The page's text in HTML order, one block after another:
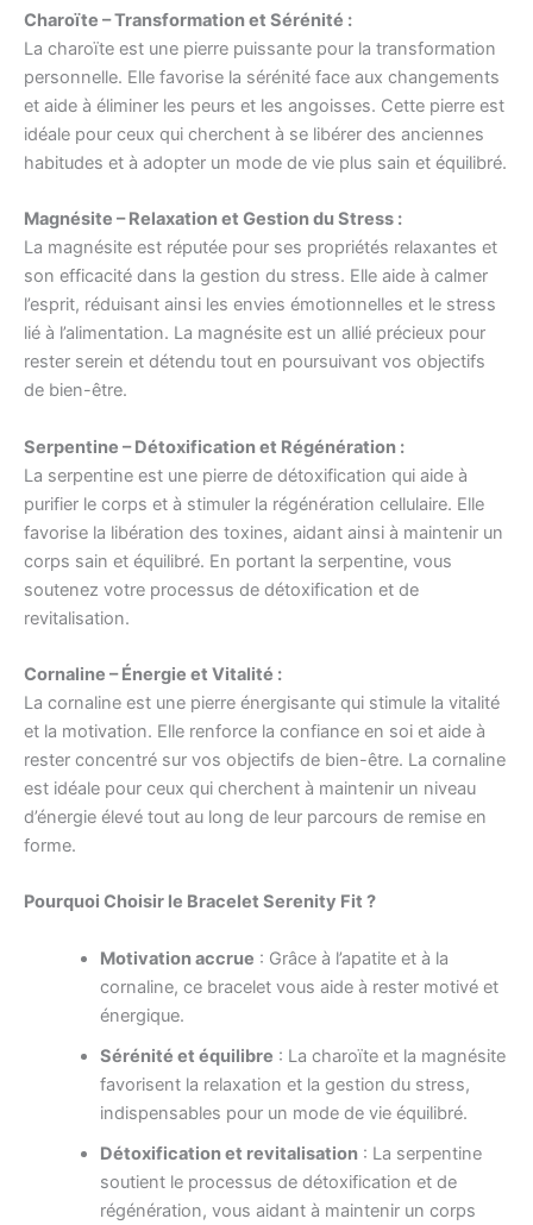
Charoïte – Transformation et Sérénité :
La charoïte est une pierre puissante pour la transformation
personnelle. Elle favorise la sérénité face aux changements
et aide à éliminer les peurs et les angoisses. Cette pierre est
idéale pour ceux qui cherchent à se libérer des anciennes
habitudes et à adopter un mode de vie plus sain et équilibré.
Magnésite – Relaxation et Gestion du Stress :
La magnésite est réputée pour ses propriétés relaxantes et
son efficacité dans la gestion du stress. Elle aide à calmer
l’esprit, réduisant ainsi les envies émotionnelles et le stress
lié à l’alimentation. La magnésite est un allié précieux pour
rester serein et détendu tout en poursuivant vos objectifs
de bien-être.
Serpentine – Détoxification et Régénération :
La serpentine est une pierre de détoxification qui aide à
purifier le corps et à stimuler la régénération cellulaire. Elle
favorise la libération des toxines, aidant ainsi à maintenir un
corps sain et équilibré. En portant la serpentine, vous
soutenez votre processus de détoxification et de
revitalisation.
Cornaline – Énergie et Vitalité :
La cornaline est une pierre énergisante qui stimule la vitalité
et la motivation. Elle renforce la confiance en soi et aide à
rester concentré sur vos objectifs de bien-être. La cornaline
est idéale pour ceux qui cherchent à maintenir un niveau
d’énergie élevé tout au long de leur parcours de remise en
forme.
Pourquoi Choisir le Bracelet Serenity Fit ?
Motivation accrue : Grâce à l’apatite et à la
cornaline, ce bracelet vous aide à rester motivé et
énergique.
Sérénité et équilibre : La charoïte et la magnésite
favorisent la relaxation et la gestion du stress,
indispensables pour un mode de vie équilibré.
Détoxification et revitalisation: La serpentine
soutient le processus de détoxification et de
régénération, vous aidant à maintenir un corps